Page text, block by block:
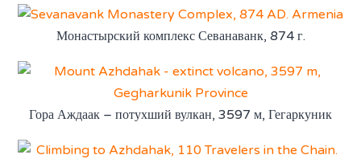
Монастырский комплекс Севанаванк, 874 г.
Гора Аждаак – потухший вулкан, 3597 м, Гегаркуник